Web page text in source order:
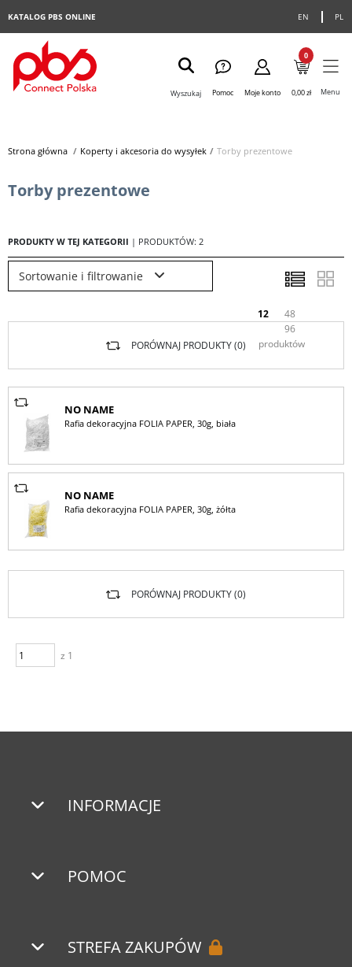
EN PL
KATALOG PBS ONLINE
Wyszukaj Pomoc Moje konto
0
0,00 zł Menu
Strona główna> Koperty i akcesoria do wysyłek> Torby prezentowe
Torby prezentowe
PRODUKTY W TEJ KATEGORII | PRODUKTÓW: 2
Sortowanie i filtrowanie
12
48
96
produktów
PORÓWNAJ PRODUKTY (0)
NO NAME
Rafia dekoracyjna FOLIA PAPER, 30g, biała
NO NAME
Rafia dekoracyjna FOLIA PAPER, 30g, żółta
z 1
PORÓWNAJ PRODUKTY (0)
INFORMACJE
POMOC
STREFA ZAKUPÓW